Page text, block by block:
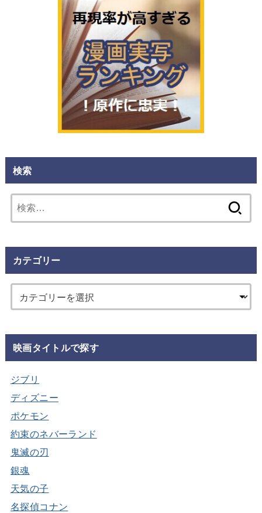
検索
索:
カテゴリー
映画タイトルで探す
ジブリ
ディズニー
ポケモン
約束のネバーランド
鬼滅の刃
銀魂
天気の子
名探偵コナン